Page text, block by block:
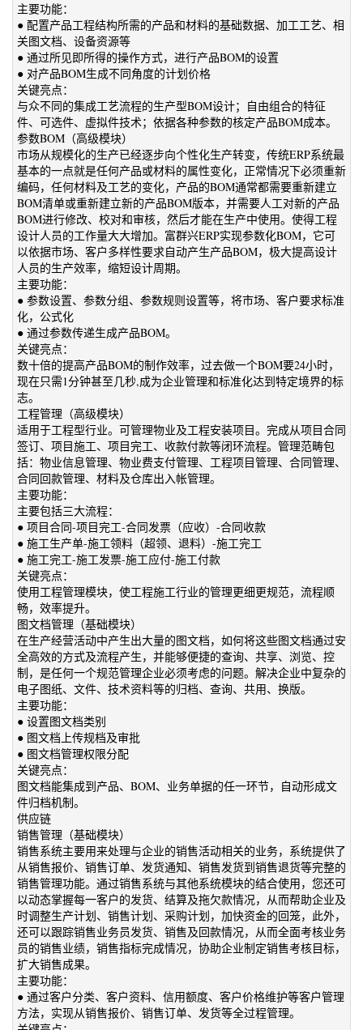
主要功能：
● 配置产品工程结构所需的产品和材料的基础数据、加工工艺、相
关图文档、设备资源等
● 通过所见即所得的操作方式，进行产品BOM的设置
● 对产品BOM生成不同角度的计划价格
关键亮点：
与众不同的集成工艺流程的生产型BOM设计；自由组合的特征
件、可选件、虚拟件技术；依据各种参数的核定产品BOM成本。
参数BOM（高级模块）
市场从规模化的生产已经逐步向个性化生产转变，传统ERP系统最
基本的一点就是任何产品或材料的属性变化，正常情况下必须重新
编码，任何材料及工艺的变化，产品的BOM通常都需要重新建立
BOM清单或重新建立新的产品BOM版本，并需要人工对新的产品
BOM进行修改、校对和审核，然后才能在生产中使用。使得工程
设计人员的工作量大大增加。富群兴ERP实现参数化BOM，它可
以依据市场、客户多样性要求自动产生产品BOM，极大提高设计
人员的生产效率，缩短设计周期。
主要功能：
● 参数设置、参数分组、参数规则设置等，将市场、客户要求标准
化，公式化
● 通过参数传递生成产品BOM。
关键亮点：
数十倍的提高产品BOM的制作效率，过去做一个BOM要24小时，
现在只需1分钟甚至几秒,成为企业管理和标准化达到特定境界的标
志。
工程管理（高级模块）
适用于工程型行业。可管理物业及工程安装项目。完成从项目合同
签订、项目施工、项目完工、收款付款等闭环流程。管理范畴包
括：物业信息管理、物业费支付管理、工程项目管理、合同管理、
合同回款管理、材料及仓库出入帐管理。
主要功能：
主要包括三大流程：
● 项目合同-项目完工-合同发票（应收）-合同收款
● 施工生产单-施工领料（超领、退料）-施工完工
● 施工完工-施工发票-施工应付-施工付款
关键亮点：
使用工程管理模块，使工程施工行业的管理更细更规范，流程顺
畅，效率提升。
图文档管理（基础模块）
在生产经营活动中产生出大量的图文档，如何将这些图文档通过安
全高效的方式及流程产生，并能够便捷的查询、共享、浏览、控
制，是任何一个规范管理企业必须考虑的问题。解决企业中复杂的
电子图纸、文件、技术资料等的归档、查询、共用、换版。
主要功能：
● 设置图文档类别
● 图文档上传规档及审批
● 图文档管理权限分配
关键亮点：
图文档能集成到产品、BOM、业务单据的任一环节，自动形成文
件归档机制。
供应链
销售管理（基础模块）
销售系统主要用来处理与企业的销售活动相关的业务，系统提供了
从销售报价、销售订单、发货通知、销售发货到销售退货等完整的
销售管理功能。通过销售系统与其他系统模块的结合使用，您还可
以动态掌握每一客户的发货、结算及拖欠款情况，从而帮助企业及
时调整生产计划、销售计划、采购计划，加快资金的回笼，此外，
还可以跟踪销售业务员发货、销售及回款情况，从而全面考核业务
员的销售业绩，销售指标完成情况，协助企业制定销售考核目标，
扩大销售成果。
主要功能：
● 通过客户分类、客户资料、信用额度、客户价格维护等客户管理
方法，实现从销售报价、销售订单、发货等全过程管理。